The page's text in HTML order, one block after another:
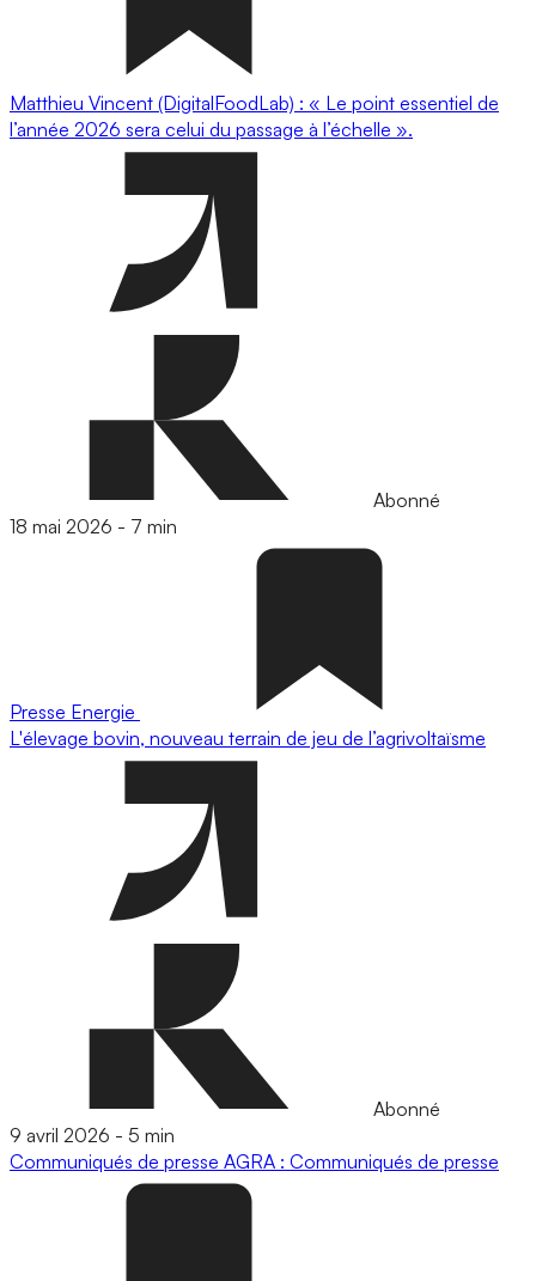
Matthieu Vincent (DigitalFoodLab) : « Le point essentiel de
l’année 2026 sera celui du passage à l’échelle ».
Abonné
18 mai 2026 - 7 min
Presse Energie
L'élevage bovin, nouveau terrain de jeu de l’agrivoltaïsme
Abonné
9 avril 2026 - 5 min
Communiqués de presse AGRA : Communiqués de presse